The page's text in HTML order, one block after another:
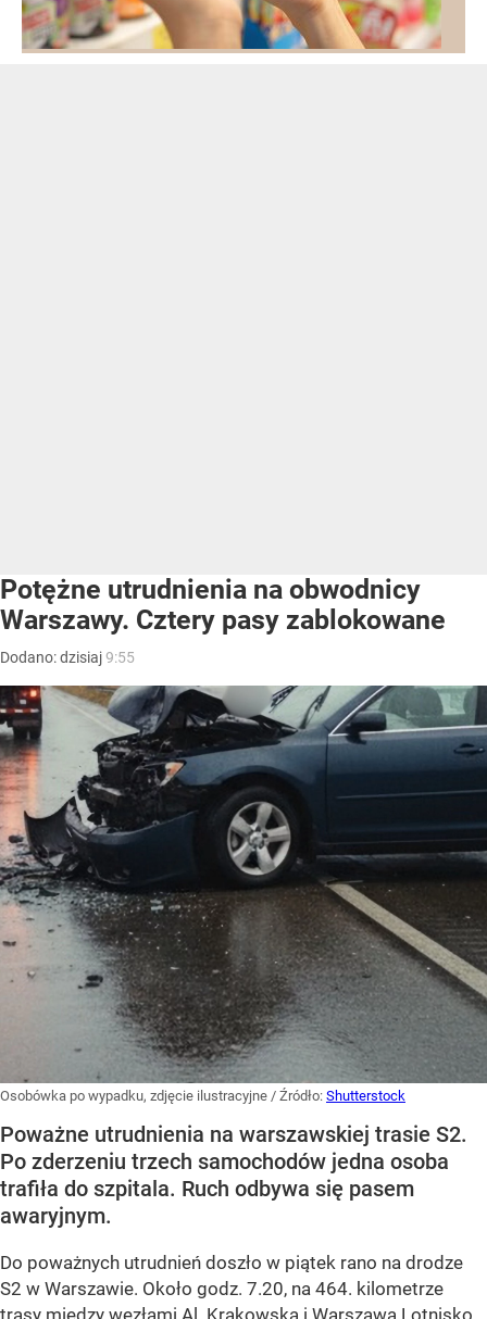
Potężne utrudnienia na obwodnicy
Warszawy. Cztery pasy zablokowane
Dodano:dzisiaj9:55
Osobówka po wypadku, zdjęcie ilustracyjne / Źródło: Shutterstock
Poważne utrudnienia na warszawskiej trasie S2.
Po zderzeniu trzech samochodów jedna osoba
trafiła do szpitala. Ruch odbywa się pasem
awaryjnym.
Do poważnych utrudnień doszło w piątek rano na drodze
S2 w Warszawie. Około godz. 7.20, na 464. kilometrze